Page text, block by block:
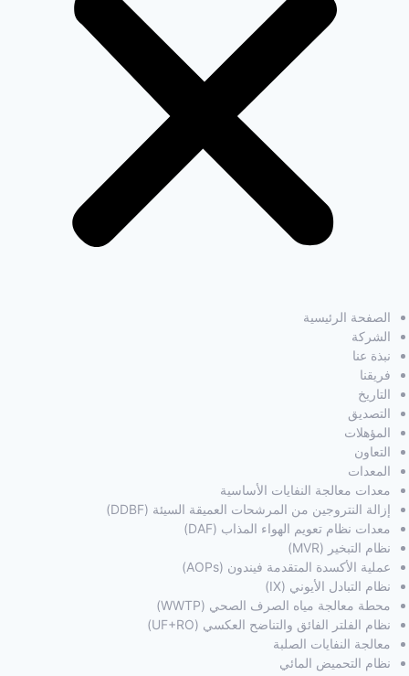
الصفحة الرئيسية
الشركة
نبذة عنا
فريقنا
التاريخ
التصديق
المؤهلات
التعاون
المعدات
معدات معالجة النفايات الأساسية
إزالة النتروجين من المرشحات العميقة السيئة (DDBF)
معدات نظام تعويم الهواء المذاب (DAF)
نظام التبخير (MVR)
عملية الأكسدة المتقدمة فيندون (AOPs)
نظام التبادل الأيوني (IX)
محطة معالجة مياه الصرف الصحي (WWTP)
نظام الفلتر الفائق والتناضح العكسي (UF+RO)
معالجة النفايات الصلبة
نظام التحميض المائي